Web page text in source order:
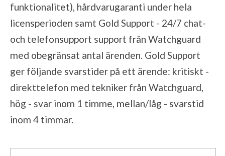
funktionalitet), hårdvarugaranti under hela
licensperioden samt Gold Support - 24/7 chat-
och telefonsupport support från Watchguard
med obegränsat antal ärenden. Gold Support
ger följande svarstider på ett ärende: kritiskt -
direkttelefon med tekniker från Watchguard,
hög - svar inom 1 timme, mellan/låg - svarstid
inom 4 timmar.